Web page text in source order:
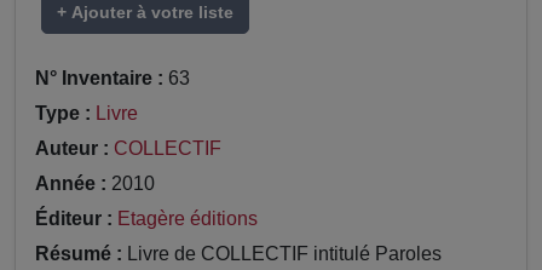
+ Ajouter à votre liste
N° Inventaire : 63
Type : Livre
Auteur : COLLECTIF
Année : 2010
Éditeur : Etagère éditions
Résumé : Livre de COLLECTIF intitulé Paroles